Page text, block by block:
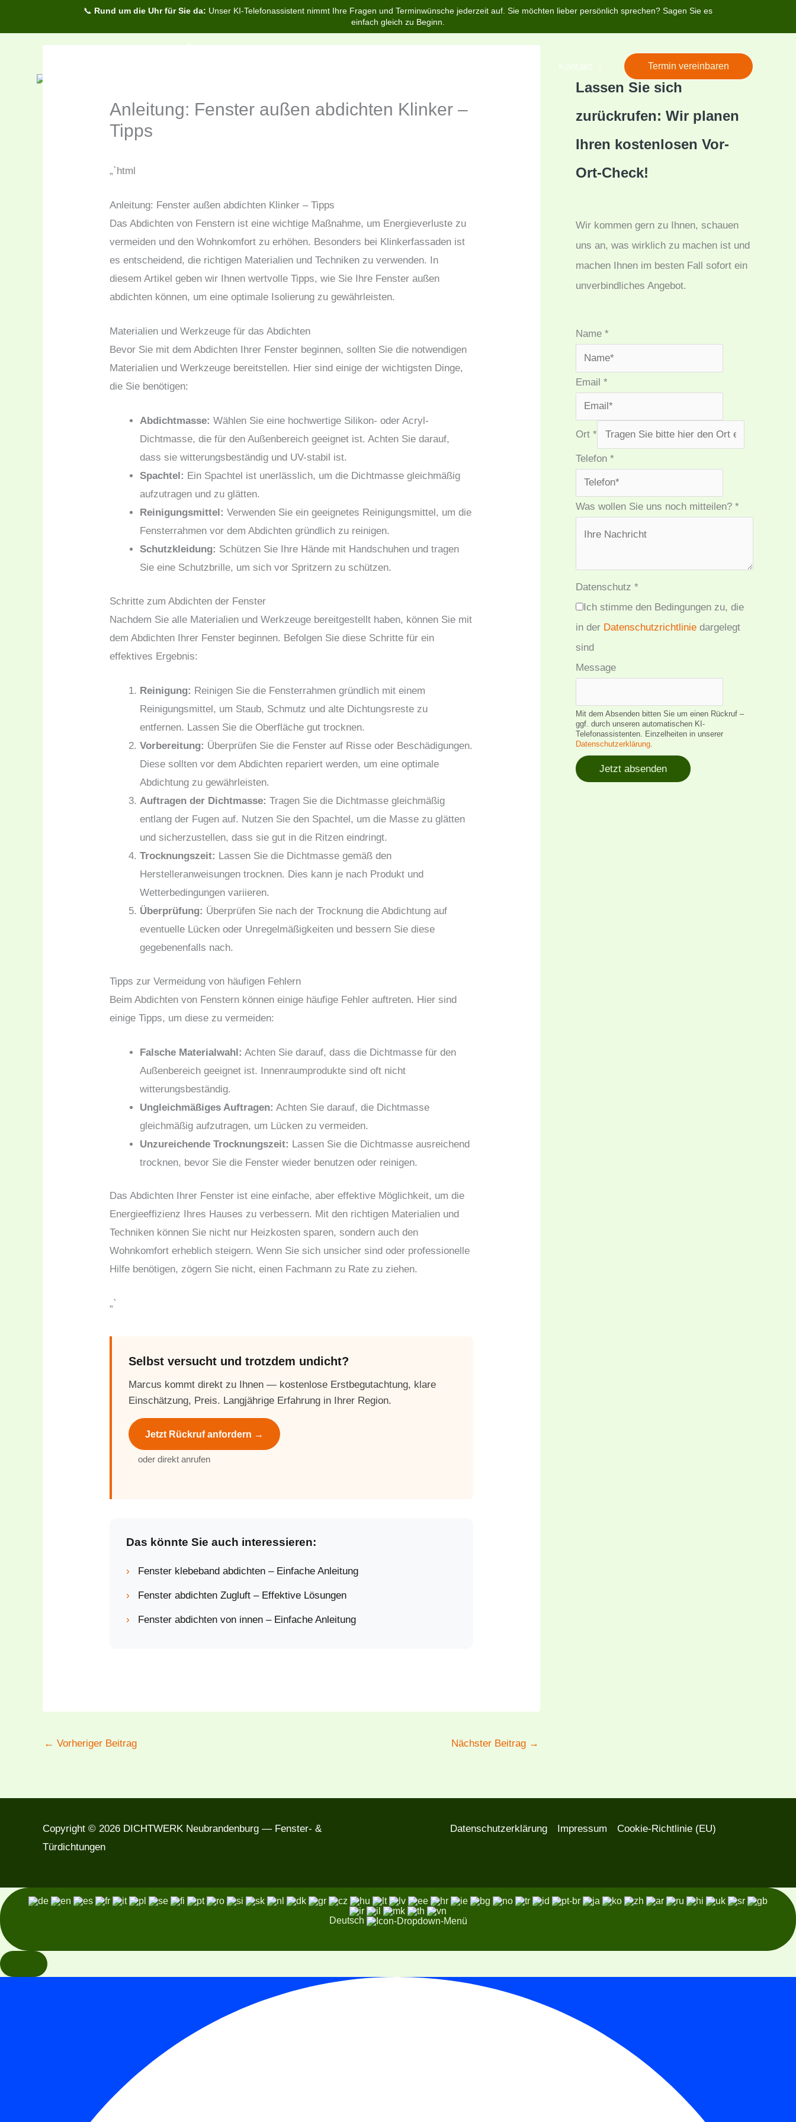
📞 Rund um die Uhr für Sie da: Unser KI-Telefonassistent nimmt Ihre Fragen und Terminwünsche jederzeit auf. Sie möchten lieber persönlich sprechen? Sagen Sie es
einfach gleich zu Beginn.
Termin vereinbaren
Anleitung: Fenster außen abdichten Klinker –
Tipps
„`html
Anleitung: Fenster außen abdichten Klinker – Tipps
Das Abdichten von Fenstern ist eine wichtige Maßnahme, um Energieverluste zu
vermeiden und den Wohnkomfort zu erhöhen. Besonders bei Klinkerfassaden ist
es entscheidend, die richtigen Materialien und Techniken zu verwenden. In
diesem Artikel geben wir Ihnen wertvolle Tipps, wie Sie Ihre Fenster außen
abdichten können, um eine optimale Isolierung zu gewährleisten.
Materialien und Werkzeuge für das Abdichten
Bevor Sie mit dem Abdichten Ihrer Fenster beginnen, sollten Sie die notwendigen
Materialien und Werkzeuge bereitstellen. Hier sind einige der wichtigsten Dinge,
die Sie benötigen:
Abdichtmasse: Wählen Sie eine hochwertige Silikon- oder Acryl-
Dichtmasse, die für den Außenbereich geeignet ist. Achten Sie darauf,
dass sie witterungsbeständig und UV-stabil ist.
Spachtel: Ein Spachtel ist unerlässlich, um die Dichtmasse gleichmäßig
aufzutragen und zu glätten.
Reinigungsmittel: Verwenden Sie ein geeignetes Reinigungsmittel, um die
Fensterrahmen vor dem Abdichten gründlich zu reinigen.
Schutzkleidung: Schützen Sie Ihre Hände mit Handschuhen und tragen
Sie eine Schutzbrille, um sich vor Spritzern zu schützen.
Schritte zum Abdichten der Fenster
Nachdem Sie alle Materialien und Werkzeuge bereitgestellt haben, können Sie mit
dem Abdichten Ihrer Fenster beginnen. Befolgen Sie diese Schritte für ein
effektives Ergebnis:
Reinigung: Reinigen Sie die Fensterrahmen gründlich mit einem
Reinigungsmittel, um Staub, Schmutz und alte Dichtungsreste zu
entfernen. Lassen Sie die Oberfläche gut trocknen.
Vorbereitung: Überprüfen Sie die Fenster auf Risse oder Beschädigungen.
Diese sollten vor dem Abdichten repariert werden, um eine optimale
Abdichtung zu gewährleisten.
Auftragen der Dichtmasse: Tragen Sie die Dichtmasse gleichmäßig
entlang der Fugen auf. Nutzen Sie den Spachtel, um die Masse zu glätten
und sicherzustellen, dass sie gut in die Ritzen eindringt.
Trocknungszeit: Lassen Sie die Dichtmasse gemäß den
Herstelleranweisungen trocknen. Dies kann je nach Produkt und
Wetterbedingungen variieren.
Überprüfung: Überprüfen Sie nach der Trocknung die Abdichtung auf
eventuelle Lücken oder Unregelmäßigkeiten und bessern Sie diese
gegebenenfalls nach.
Tipps zur Vermeidung von häufigen Fehlern
Beim Abdichten von Fenstern können einige häufige Fehler auftreten. Hier sind
einige Tipps, um diese zu vermeiden:
Falsche Materialwahl: Achten Sie darauf, dass die Dichtmasse für den
Außenbereich geeignet ist. Innenraumprodukte sind oft nicht
witterungsbeständig.
Ungleichmäßiges Auftragen: Achten Sie darauf, die Dichtmasse
gleichmäßig aufzutragen, um Lücken zu vermeiden.
Unzureichende Trocknungszeit: Lassen Sie die Dichtmasse ausreichend
trocknen, bevor Sie die Fenster wieder benutzen oder reinigen.
Das Abdichten Ihrer Fenster ist eine einfache, aber effektive Möglichkeit, um die
Energieeffizienz Ihres Hauses zu verbessern. Mit den richtigen Materialien und
Techniken können Sie nicht nur Heizkosten sparen, sondern auch den
Wohnkomfort erheblich steigern. Wenn Sie sich unsicher sind oder professionelle
Hilfe benötigen, zögern Sie nicht, einen Fachmann zu Rate zu ziehen.
„`
Selbst versucht und trotzdem undicht?
Marcus kommt direkt zu Ihnen — kostenlose Erstbegutachtung, klare
Einschätzung, Preis. Langjährige Erfahrung in Ihrer Region.
Jetzt Rückruf anfordern →
oder direkt anrufen
Das könnte Sie auch interessieren:
› Fenster klebeband abdichten – Einfache Anleitung
› Fenster abdichten Zugluft – Effektive Lösungen
› Fenster abdichten von innen – Einfache Anleitung
← Vorheriger Beitrag Nächster Beitrag →
Lassen Sie sich
zurückrufen: Wir planen
Ihren kostenlosen Vor-
Ort-Check!
Wir kommen gern zu Ihnen, schauen
uns an, was wirklich zu machen ist und
machen Ihnen im besten Fall sofort ein
unverbindliches Angebot.
Name *
Email *
Ort *
Telefon *
Was wollen Sie uns noch mitteilen? *
Datenschutz *
Ich stimme den Bedingungen zu, die
in der Datenschutzrichtlinie dargelegt
sind
Message
Mit dem Absenden bitten Sie um einen Rückruf –
ggf. durch unseren automatischen KI-
Telefonassistenten. Einzelheiten in unserer
Datenschutzerklärung.
Jetzt absenden
Copyright © 2026 DICHTWERK Neubrandenburg — Fenster- &
Türdichtungen
Datenschutzerklärung Impressum Cookie-Richtlinie (EU)
Deutsch